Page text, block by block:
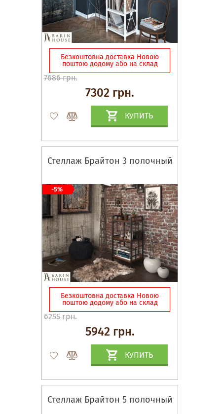
Безкоштовна доставка Новою
поштою додому або на склад
7686 грн.
7302 грн.
КУПИТЬ
Стеллаж Брайтон 3 полочный
Безкоштовна доставка Новою
поштою додому або на склад
6255 грн.
5942 грн.
КУПИТЬ
-5%
Стеллаж Брайтон 5 полочный